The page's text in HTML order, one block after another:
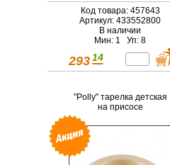
Код товара: 457643
Артикул: 433552800
В наличии
Мин: 1 Уп: 8
293 14
"Polly" тарелка детская
на присосе